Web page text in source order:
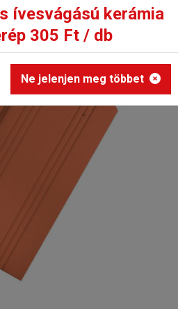
ívesvágású kerámia
305 Ft / db
Ne jelenjen meg többet